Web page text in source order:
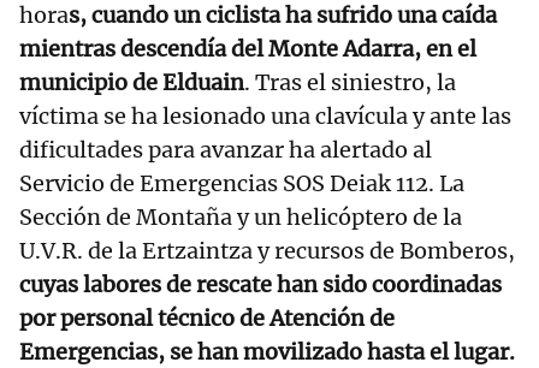
horas, cuando un ciclista ha sufrido una caída
mientras descendía del Monte Adarra, en el
municipio de Elduain. Tras el siniestro, la
víctima se ha lesionado una clavícula y ante las
dificultades para avanzar ha alertado al
Servicio de Emergencias SOS Deiak 112. La
Sección de Montaña y un helicóptero de la
U.V.R. de la Ertzaintza y recursos de Bomberos,
cuyas labores de rescate han sido coordinadas
por personal técnico de Atención de
Emergencias, se han movilizado hasta el lugar.